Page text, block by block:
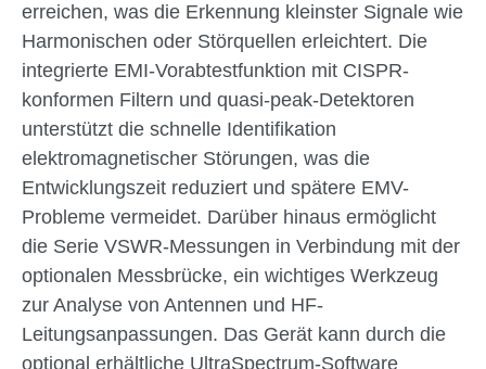
erreichen, was die Erkennung kleinster Signale wie
Harmonischen oder Störquellen erleichtert. Die
integrierte EMI-Vorabtestfunktion mit CISPR-
konformen Filtern und quasi-peak-Detektoren
unterstützt die schnelle Identifikation
elektromagnetischer Störungen, was die
Entwicklungszeit reduziert und spätere EMV-
Probleme vermeidet. Darüber hinaus ermöglicht
die Serie VSWR-Messungen in Verbindung mit der
optionalen Messbrücke, ein wichtiges Werkzeug
zur Analyse von Antennen und HF-
Leitungsanpassungen. Das Gerät kann durch die
optional erhältliche UltraSpectrum-Software